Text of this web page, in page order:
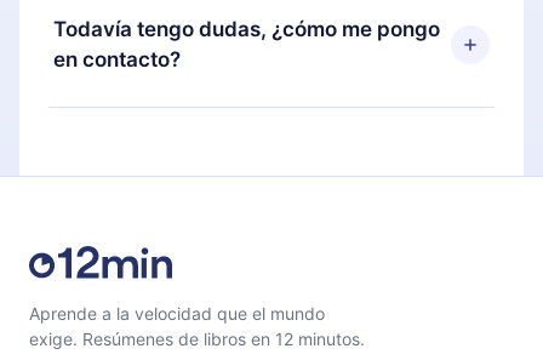
También puedes leer o escuchar tus títulos
favoritos sin conexión y desafiarte con un
puedes cancelar en cualquier momento y el
próximo ciclo de facturación no ocurrirá.
Todavía tengo dudas, ¿cómo me pongo
en contacto?
Siéntete libre de contactarnos en
Aprende a la velocidad que el mundo
exige. Resúmenes de libros en 12 minutos.